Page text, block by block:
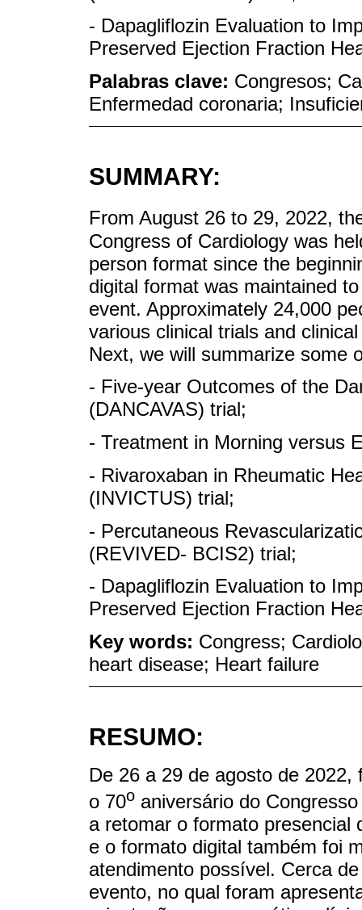
- Dapagliflozin Evaluation to
Preserved Ejection Fraction
Palabras clave: Congresos;
Enfermedad coronaria;
SUMMARY:
From August 26 to 29, 2022,
Congress of Cardiology was
person format since the
digital format was maintained
event. Approximately 24,000
various clinical trials and
Next, we will summarize some
- Five-year Outcomes of the
(DANCAVAS) trial;
- Treatment in Morning versus
- Rivaroxaban in Rheumatic
(INVICTUS) trial;
- Percutaneous
(REVIVED- BCIS2) trial;
- Dapagliflozin Evaluation to
Preserved Ejection Fraction
Key words: Congress;
heart disease; Heart failure
RESUMO:
De 26 a 29 de agosto de
o 70o aniversário do
a retomar o formato presencial
e o formato digital também foi
atendimento possível. Cerca
evento, no qual foram